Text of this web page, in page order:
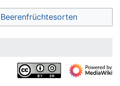
Beerenfrüchtesorten